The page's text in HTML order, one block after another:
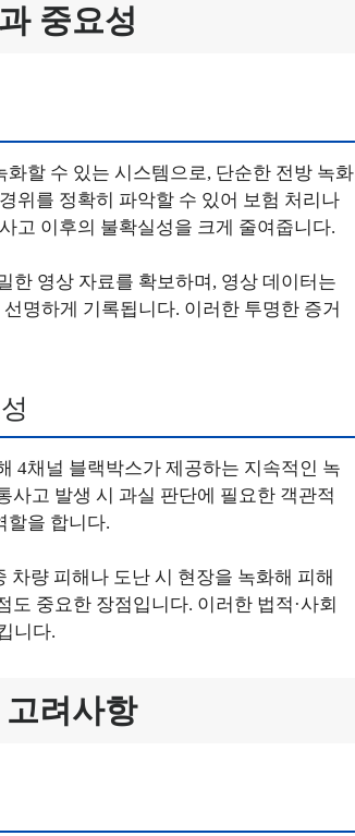
중요성
할 수 있는 시스템으로, 단순한 전방 녹화
위를 정확히 파악할 수 있어 보험 처리나
고 이후의 불확실성을 크게 줄여줍니다.
한 영상 자료를 확보하며, 영상 데이터는
명하게 기록됩니다. 이러한 투명한 증거
4채널 블랙박스가 제공하는 지속적인 녹
사고 발생 시 과실 판단에 필요한 객관적
할을 합니다.
차량 피해나 도난 시 현장을 녹화해 피해
중요한 장점입니다. 이러한 법적·사회
니다.
려사항